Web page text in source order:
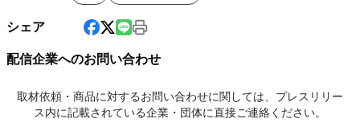
シェア
配信企業へのお問い合わせ
取材依頼・商品に対するお問い合わせに関しては、プレスリリー
ス内に記載されている企業・団体に直接ご連絡ください。